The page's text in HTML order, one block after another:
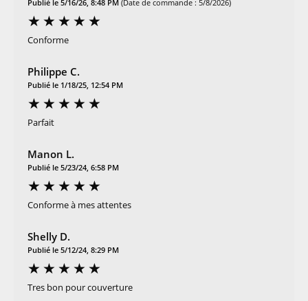
Publié le 5/16/26, 8:48 PM (Date de commande : 5/8/2026)
Conforme
Philippe C.
Publié le 1/18/25, 12:54 PM
Parfait
Manon L.
Publié le 5/23/24, 6:58 PM
Conforme à mes attentes
Shelly D.
Publié le 5/12/24, 8:29 PM
Tres bon pour couverture